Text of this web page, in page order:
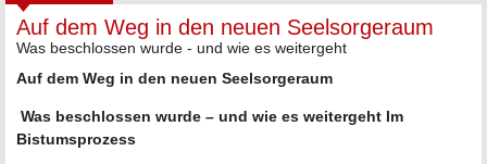
Auf dem Weg in den neuen Seelsorgeraum
Was beschlossen wurde - und wie es weitergeht
Auf dem Weg in den neuen Seelsorgeraum
Was beschlossen wurde – und wie es weitergeht Im
Bistumsprozess